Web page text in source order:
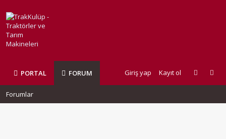
PORTAL FORUM Giriş yap Kayıt ol
Forumlar